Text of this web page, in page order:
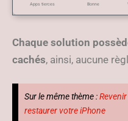
Apps tierces Bonne
Chaque solution
cachés, ainsi, aucune
Sur le même thème :
restaurer votre iPhone